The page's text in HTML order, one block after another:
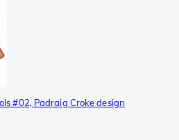
#02, Padraig Croke design